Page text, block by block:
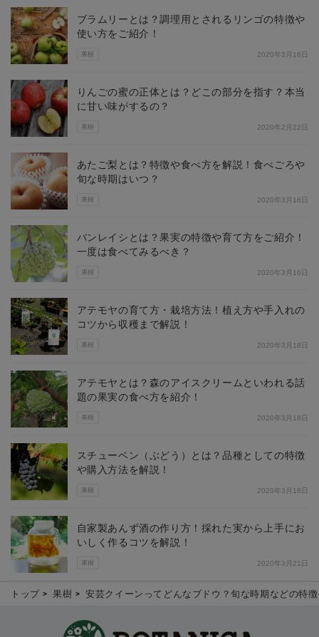
果樹
ブラムリーとは？調理用とされるリンゴの特徴や
使い方をご紹介！
2020年3月16日
果樹
りんごの蜜の正体とは？どこの部分を指す？本当
に甘い味がするの？
2020年2月22日
果樹
あたご梨とは？特徴や食べ方を解説！食べごろや
旬な時期はいつ？
2020年3月16日
果樹
バンレイシとは？果実の特徴や育て方をご紹介！
一度は食べてみるべき？
2020年3月16日
果樹
アテモヤの育て方・栽培方法！植え方や手入れの
コツから収穫まで解説！
2020年3月18日
果樹
アテモヤとは？森のアイスクリームといわれる話
題の果実の食べ方を紹介！
2020年3月18日
果樹
スチューベン（ぶどう）とは？品種としての特徴
や購入方法を解説！
2020年3月18日
果樹
自家製あんず酒の作り方！採れた実から上手にお
いしく作るコツを解説！
2020年3月21日
トップ 果樹 安芸クイーンってどんなブドウ？旬な時期などの特